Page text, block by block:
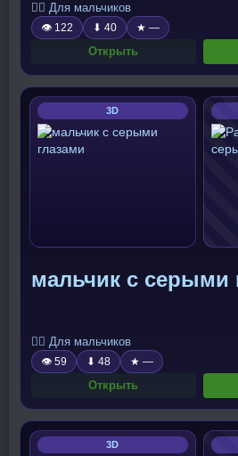
🧍‍♂️ Для мальчиков
👁 122 ⬇ 40 ★ —
Открыть
3D
мальчик с серыми
🧍‍♂️ Для мальчиков
👁 59 ⬇ 48 ★ —
Открыть
3D